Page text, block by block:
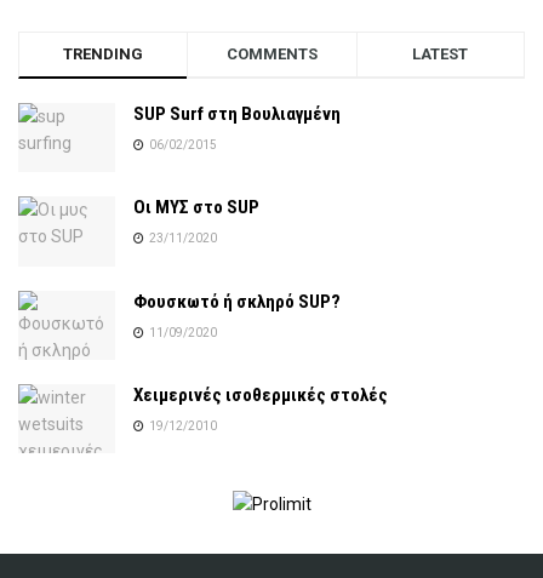
TRENDING COMMENTS LATEST
SUP Surf στη Βουλιαγμένη
06/02/2015
Οι ΜΥΣ στο SUP
23/11/2020
Φουσκωτό ή σκληρό SUP?
11/09/2020
Χειμερινές ισοθερμικές στολές
19/12/2010